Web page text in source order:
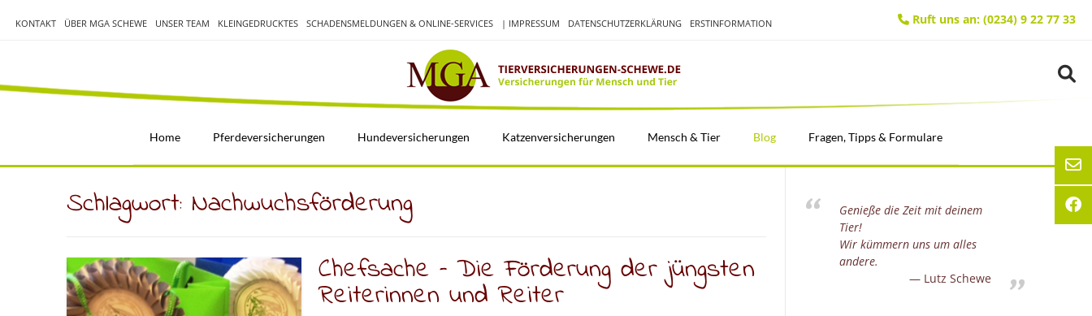
KONTAKT ÜBER MGA SCHEWE UNSER TEAM KLEINGEDRUCKTES SCHADENSMELDUNGEN & ONLINE-SERVICES | IMPRESSUM DATENSCHUTZERKLÄRUNG ERSTINFORMATION Ruft uns an: (0234) 9 22 77 33
Home Pferdeversicherungen Hundeversicherungen Katzenversicherungen Mensch & Tier Blog Fragen, Tipps & Formulare
Schlagwort: Nachwuchsförderung
Chefsache – Die Förderung der jüngsten
Reiterinnen und Reiter
Genieße die Zeit mit deinem
Tier!
Wir kümmern uns um alles
andere.
Lutz Schewe